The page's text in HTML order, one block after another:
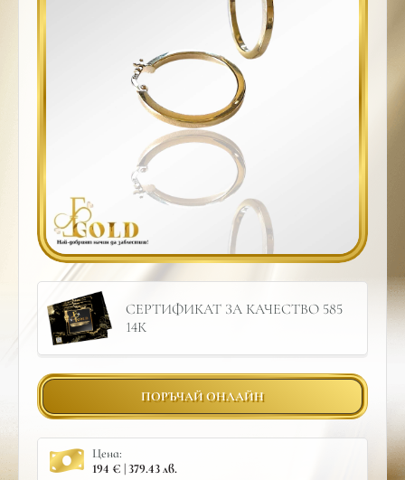
СЕРТИФИКАТ ЗА КАЧЕСТВО 585
14К
ПОРЪЧАЙ ОНЛАЙН
Цена:
194 € | 379.43 лв.